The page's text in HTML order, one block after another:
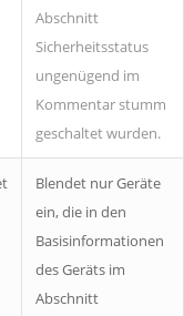
Abschnitt
Sicherheitsstatus
ungenügend im
Kommentar stumm
geschaltet wurden.
Blendet nur Geräte
ein, die in den
Basisinformationen
des Geräts im
Abschnitt